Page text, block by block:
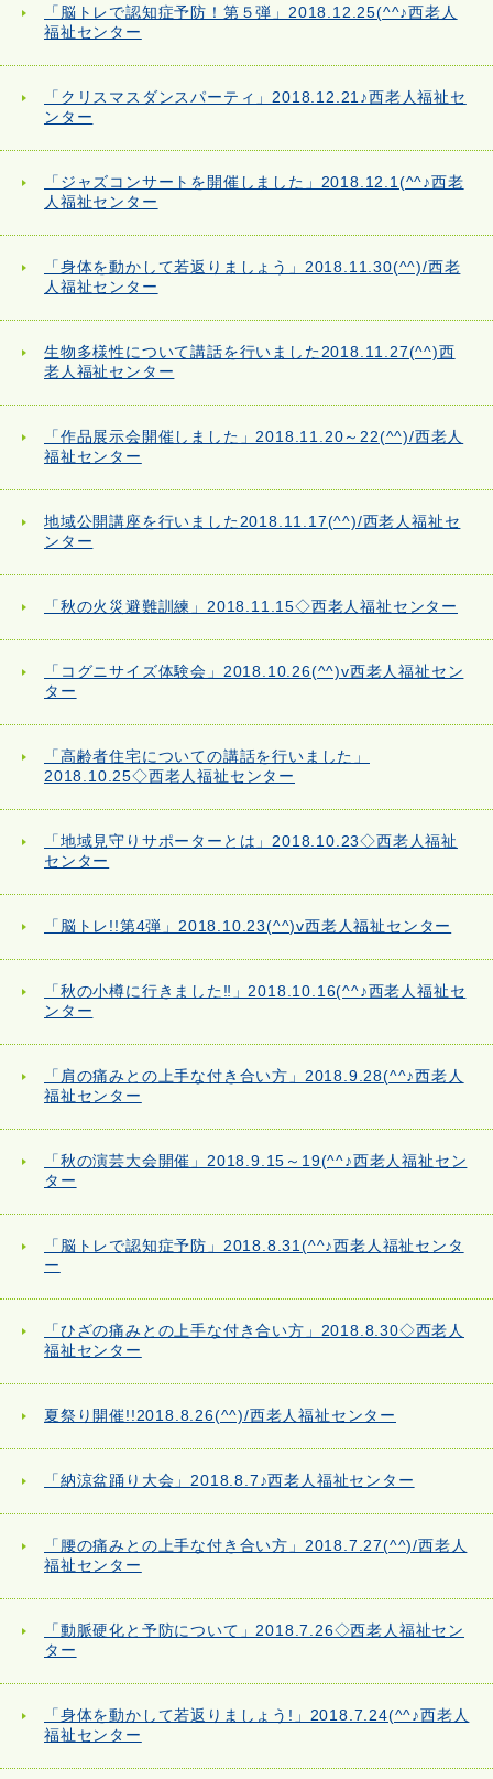
「脳トレで認知症予防！第５弾」2018.12.25(^^♪西老人
福祉センター
「クリスマスダンスパーティ」2018.12.21♪西老人福祉セ
ンター
「ジャズコンサートを開催しました」2018.12.1(^^♪西老
人福祉センター
「身体を動かして若返りましょう」2018.11.30(^^)/西老
人福祉センター
生物多様性について講話を行いました2018.11.27(^^)西
老人福祉センター
「作品展示会開催しました」2018.11.20～22(^^)/西老人
福祉センター
地域公開講座を行いました2018.11.17(^^)/西老人福祉セ
ンター
「秋の火災避難訓練」2018.11.15◇西老人福祉センター
「コグニサイズ体験会」2018.10.26(^^)v西老人福祉セン
ター
「高齢者住宅についての講話を行いました」
2018.10.25◇西老人福祉センター
「地域見守りサポーターとは」2018.10.23◇西老人福祉
センター
「脳トレ!!第4弾」2018.10.23(^^)v西老人福祉センター
「秋の小樽に行きました‼」2018.10.16(^^♪西老人福祉セ
ンター
「肩の痛みとの上手な付き合い方」2018.9.28(^^♪西老人
福祉センター
「秋の演芸大会開催」2018.9.15～19(^^♪西老人福祉セン
ター
「脳トレで認知症予防」2018.8.31(^^♪西老人福祉センタ
ー
「ひざの痛みとの上手な付き合い方」2018.8.30◇西老人
福祉センター
夏祭り開催!!2018.8.26(^^)/西老人福祉センター
「納涼盆踊り大会」2018.8.7♪西老人福祉センター
「腰の痛みとの上手な付き合い方」2018.7.27(^^)/西老人
福祉センター
「動脈硬化と予防について」2018.7.26◇西老人福祉セン
ター
「身体を動かして若返りましょう!」2018.7.24(^^♪西老人
福祉センター